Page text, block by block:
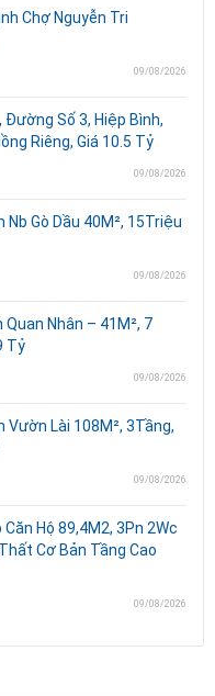
Chợ Nguyễn Tri
09/08/2026
Đường Số 3, Hiệp Bình,
Riêng, Giá 10.5 Tỷ
09/08/2026
Gò Dầu 40M², 15Triệu
09/08/2026
Quan Nhân – 41M², 7
Tỷ
09/08/2026
Lài 108M², 3Tầng,
09/08/2026
Hộ 89,4M2, 3Pn 2Wc
Cơ Bản Tầng Cao
09/08/2026